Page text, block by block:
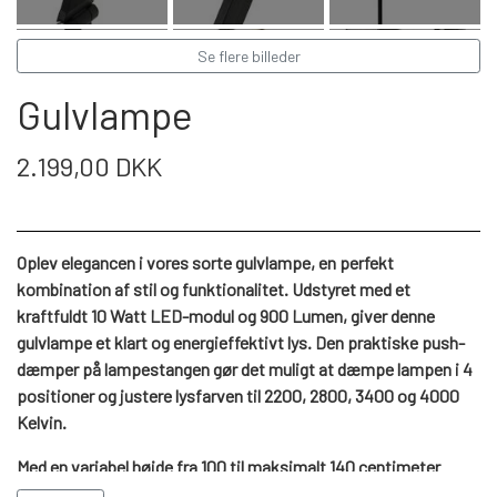
DAYBED/CHAISELONG
REOLER
REOL EDGE
REOL MISTRAL
REOL SIGN
VÆGPANELER
SPEJLE
BELYSNING
VÆGPANELER
BELYSNING
VÆGPANELER
VÆGPANELER
SPEJLE
PARKERING
MONTERING & LEVERING
OM OS
Se flere billeder
Gulvlampe
2.199,00 DKK
Oplev elegancen i vores sorte gulvlampe, en perfekt
kombination af stil og funktionalitet. Udstyret med et
kraftfuldt 10 Watt LED-modul og 900 Lumen, giver denne
gulvlampe et klart og energieffektivt lys. Den praktiske push-
dæmper på lampestangen gør det muligt at dæmpe lampen i 4
positioner og justere lysfarven til 2200, 2800, 3400 og 4000
Kelvin.
Med en variabel højde fra 100 til maksimalt 140 centimeter